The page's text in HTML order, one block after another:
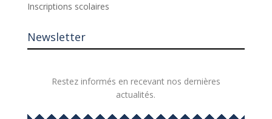
Inscriptions scolaires
Newsletter
Restez informés en recevant nos dernières
actualités.